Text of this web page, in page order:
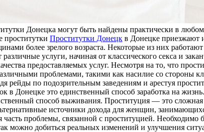
Донецка могут быть найдены практически в
проститутки Проститутки Донецк в Донецке приезжают
более зрелого возраста. Некоторые из них
услуги, начиная от классического секса и
предоставляемых услуг. Несмотря на то, что
проблемами, такими как насилие со стороны
рейды по подозрительным заведениям и арестуя
в Донецке это единственный способ заработка на
способ выживания. Проституция — это
источники дохода для женщин,
проблемы, связанной с проституцией. Необходимо
можно добиться реальных изменений и улучшения